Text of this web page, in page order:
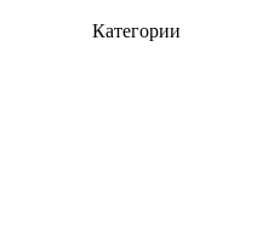
Категории